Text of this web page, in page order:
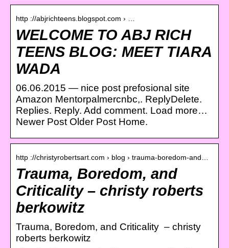
http ://abjrichteens.blogspot.com › …
WELCOME TO ABJ RICH
TEENS BLOG: MEET TIARA
WADA
06.06.2015 — nice post prefosional site
Amazon Mentorpalmercnbc,. ReplyDelete.
Replies. Reply. Add comment. Load more…
Newer Post Older Post Home.
http ://christyrobertsart.com › blog › trauma-boredom-and…
Trauma, Boredom, and
Criticality – christy roberts
berkowitz
Trauma, Boredom, and Criticality – christy
roberts berkowitz